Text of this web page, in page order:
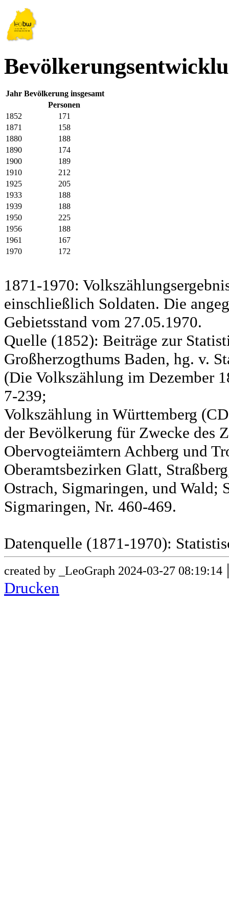
Jahr Bevölkerung insgesamt
Personen
1852
171
1871
158
1880
188
1890
174
1900
189
1910
212
1925
205
1933
188
1939
188
1950
225
1956
188
1961
167
1970
172
1871-1970:
einschließlich Soldaten. Die
Gebietsstand vom 27.05.1970.
Quelle (1852): Beiträge zur
Großherzogthums Baden, hg. v.
(Die Volkszählung im Dezember
7-239;
Volkszählung in Württemberg
der Bevölkerung für Zwecke des
Obervogteiämtern Achberg und
Oberamtsbezirken Glatt,
Ostrach, Sigmaringen, und Wald;
Sigmaringen, Nr. 460-469.
Datenquelle (1871-1970):
created by _LeoGraph 2024-03-27 08:19:14
Drucken